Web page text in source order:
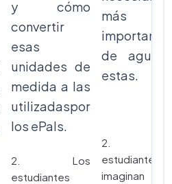
y cómo
convertir
esas
unidades de
medida a las
utilizadaspor
los ePals.
2. Los
estudiantes
más
de agua
estas.
2.
estudiantes
imaginan